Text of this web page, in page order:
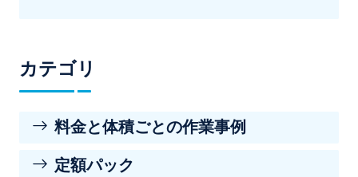
カテゴリ
料金と体積ごとの作業事例
定額パック